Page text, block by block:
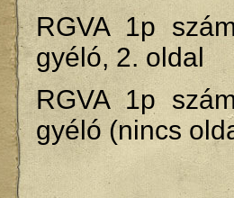
RGVA 1p
gyéló, 2. oldal
RGVA 1p
gyéló (nincs